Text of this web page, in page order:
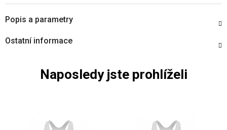
Popis a parametry
Ostatní informace
Naposledy jste prohlíželi